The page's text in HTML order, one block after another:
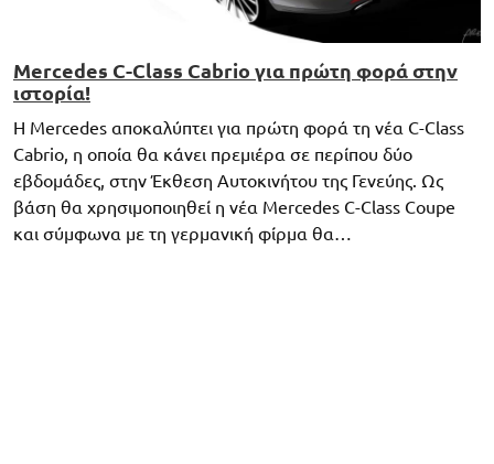
Mercedes C-Class Cabrio για πρώτη φορά στην
ιστορία!
Η Mercedes αποκαλύπτει για πρώτη φορά τη νέα C-Class
Cabrio, η οποία θα κάνει πρεμιέρα σε περίπου δύο
εβδομάδες, στην Έκθεση Αυτοκινήτου της Γενεύης. Ως
βάση θα χρησιμοποιηθεί η νέα Mercedes C-Class Coupe
και σύμφωνα με τη γερμανική φίρμα θα…